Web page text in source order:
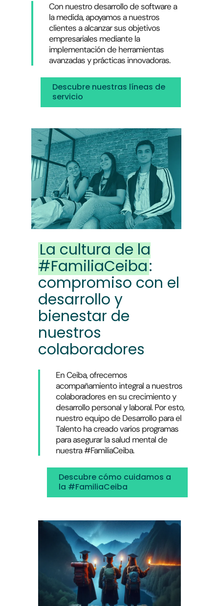
Con nuestro desarrollo de software a
la medida, apoyamos a nuestros
clientes a alcanzar sus objetivos
empresariales mediante la
implementación de herramientas
avanzadas y prácticas innovadoras.
Descubre nuestras líneas de
servicio
La cultura de la
#FamiliaCeiba:
compromiso con el
desarrollo y
bienestar de
nuestros
colaboradores
En Ceiba, ofrecemos
acompañamiento integral a nuestros
colaboradores en su crecimiento y
desarrollo personal y laboral. Por esto,
nuestro equipo de Desarrollo para el
Talento ha creado varios programas
para asegurar la salud mental de
nuestra #FamiliaCeiba.
Descubre cómo cuidamos a
la #FamiliaCeiba